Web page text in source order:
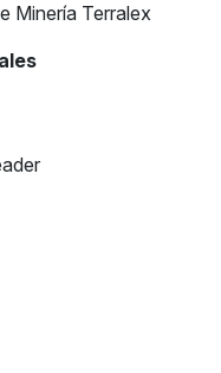
Minería Terralex